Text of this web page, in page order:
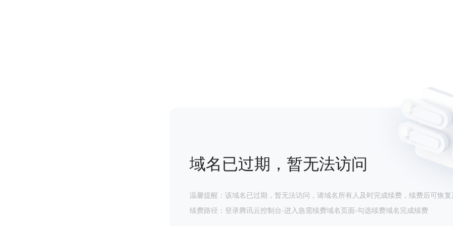
域名已过期，暂无法访问
温馨提醒：该域名已过期，暂无法访问，请域名所有人及时完成续费，续费后可恢复
续费路径：登录腾讯云控制台-进入急需续费域名页面-勾选续费域名完成续费